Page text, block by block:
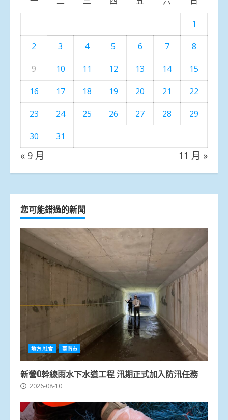
1
2
3 4 5 6 7
8
9
10 11 12 13 14
15
16
17 18 19 20 21
22
23
24 25 26 27 28
29
30
31
« 9 月 11 月 »
您可能錯過的新聞
地方.社會 臺南市
新營O幹線雨水下水道工程 汛期正式加入防汛任務
2026-08-10